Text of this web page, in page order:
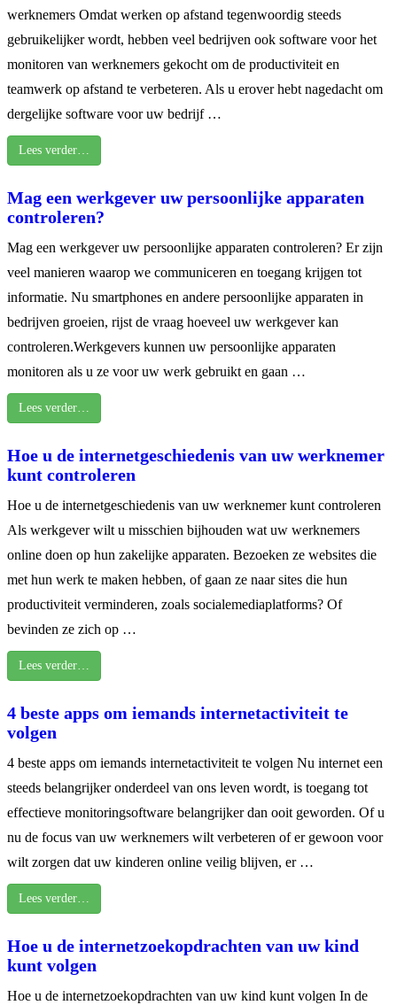
werknemers Omdat werken op afstand tegenwoordig steeds
gebruikelijker wordt, hebben veel bedrijven ook software voor het
monitoren van werknemers gekocht om de productiviteit en
teamwerk op afstand te verbeteren. Als u erover hebt nagedacht om
dergelijke software voor uw bedrijf …
Lees verder…
Mag een werkgever uw persoonlijke apparaten
controleren?
Mag een werkgever uw persoonlijke apparaten controleren? Er zijn
veel manieren waarop we communiceren en toegang krijgen tot
informatie. Nu smartphones en andere persoonlijke apparaten in
bedrijven groeien, rijst de vraag hoeveel uw werkgever kan
controleren.Werkgevers kunnen uw persoonlijke apparaten
monitoren als u ze voor uw werk gebruikt en gaan …
Lees verder…
Hoe u de internetgeschiedenis van uw werknemer
kunt controleren
Hoe u de internetgeschiedenis van uw werknemer kunt controleren
Als werkgever wilt u misschien bijhouden wat uw werknemers
online doen op hun zakelijke apparaten. Bezoeken ze websites die
met hun werk te maken hebben, of gaan ze naar sites die hun
productiviteit verminderen, zoals socialemediaplatforms? Of
bevinden ze zich op …
Lees verder…
4 beste apps om iemands internetactiviteit te
volgen
4 beste apps om iemands internetactiviteit te volgen Nu internet een
steeds belangrijker onderdeel van ons leven wordt, is toegang tot
effectieve monitoringsoftware belangrijker dan ooit geworden. Of u
nu de focus van uw werknemers wilt verbeteren of er gewoon voor
wilt zorgen dat uw kinderen online veilig blijven, er …
Lees verder…
Hoe u de internetzoekopdrachten van uw kind
kunt volgen
Hoe u de internetzoekopdrachten van uw kind kunt volgen In de